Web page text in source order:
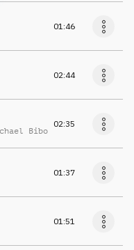
01:46
02:44
Bibo
02:35
01:37
01:51